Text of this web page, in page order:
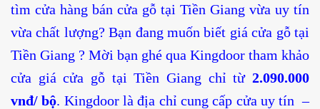
tìm cửa hàng bán cửa gỗ tại Tiền Giang vừa uy tín
vừa chất lượng? Bạn đang muốn biết giá cửa gỗ tại
Tiền Giang ? Mời bạn ghé qua Kingdoor tham khảo
cửa giá cửa gỗ tại Tiền Giang chỉ từ 2.090.000
vnđ/ bộ. Kingdoor là địa chỉ cung cấp cửa uy tín –